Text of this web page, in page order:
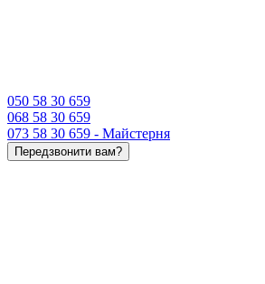
050 58 30 659
068 58 30 659
073 58 30 659 - Майстерня
Передзвонити вам?